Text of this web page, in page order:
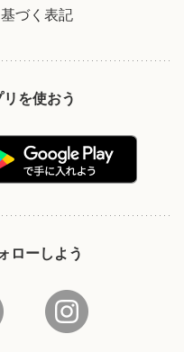
づく表記
を使おう
ローしよう